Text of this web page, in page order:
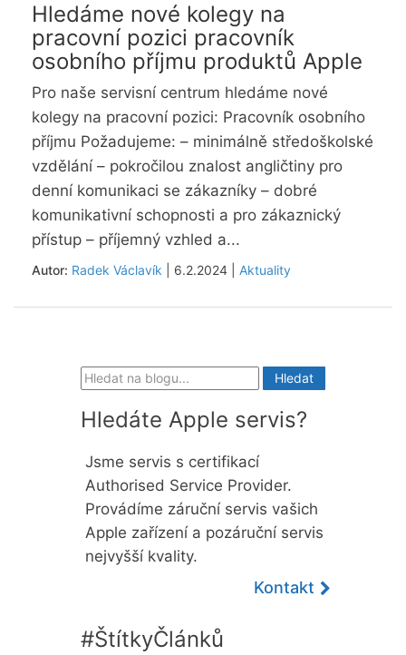
Hledáme nové kolegy na
pracovní pozici pracovník
osobního příjmu produktů Apple
Pro naše servisní centrum hledáme nové
kolegy na pracovní pozici: Pracovník osobního
příjmu Požadujeme: – minimálně středoškolské
vzdělání – pokročilou znalost angličtiny pro
denní komunikaci se zákazníky – dobré
komunikativní schopnosti a pro zákaznický
přístup – příjemný vzhled a...
Autor: Radek Václavík | 6.2.2024 | Aktuality
Hledáte Apple servis?
Jsme servis s certifikací
Authorised Service Provider.
Provádíme záruční servis vašich
Apple zařízení a pozáruční servis
nejvyšší kvality.
Kontakt
#ŠtítkyČlánků